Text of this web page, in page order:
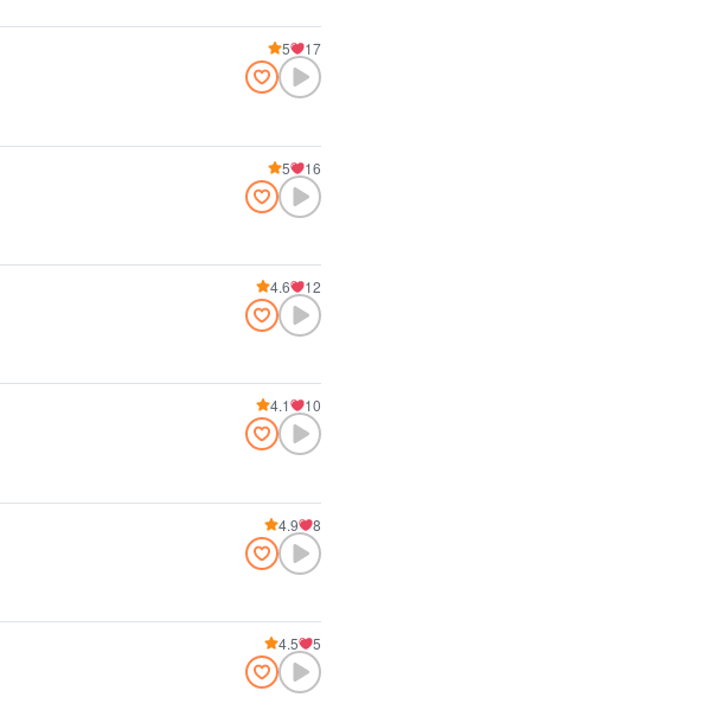
5 17
5 16
4.6 12
4.1 10
4.9 8
4.5 5